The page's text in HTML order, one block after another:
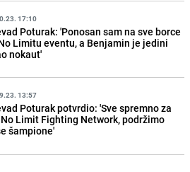
17:10
Poturak: 'Ponosan sam na sve borce
Limitu eventu, a Benjamin je jedini
nokaut'
13:57
Poturak potvrdio: 'Sve spremno za
Limit Fighting Network, podržimo
šampione'